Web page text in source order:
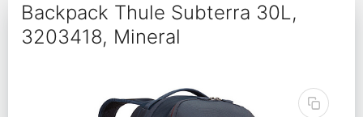
Backpack Thule Subterra 30L,
3203418, Mineral